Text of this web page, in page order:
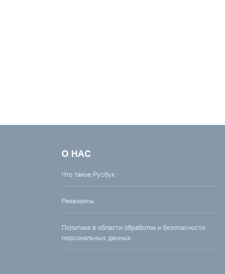
О НАС
Что такое Русбук
Реквизиты
Политика в области обработки и безопасности
персональных данных